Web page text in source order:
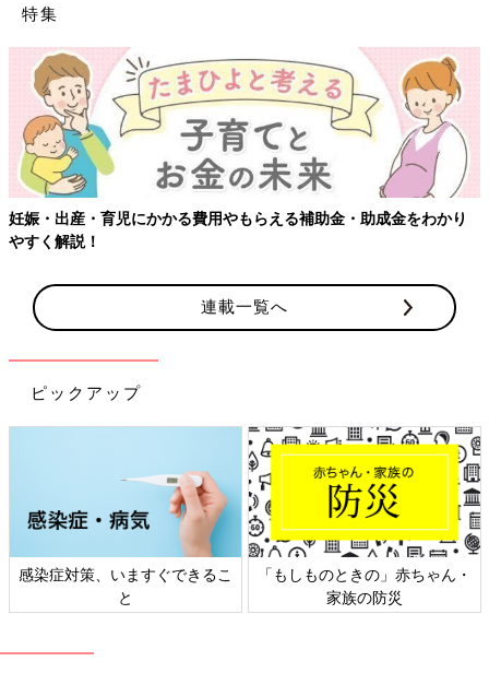
特集
やもらえる補助金・助成金をわかり 【ワクチン接種できるもの
連載一覧へ
ピックアップ
ぐできるこ
「もしものときの」赤ちゃん・
日本外来小児科学